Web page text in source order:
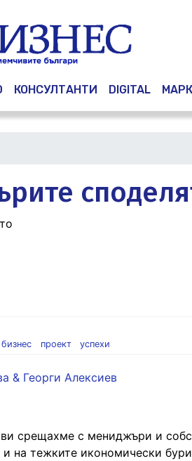
КОНСУЛТАНТИ DIGITAL
бизнес проект успехи
& Георги Алексиев
срещахме с мениджъри и
на тежките икономически